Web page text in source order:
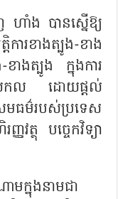
ហាំង បានស្នើឱ្យ
ារខាងត្បូង-ខាង
ខាងត្បូង ក្នុងការ
ចសកល ដោយផ្តល់
មធម៌របស់ប្រទេស
វត្ថុ បច្ចេកវិទ្យា
ក្នុងនាមជា